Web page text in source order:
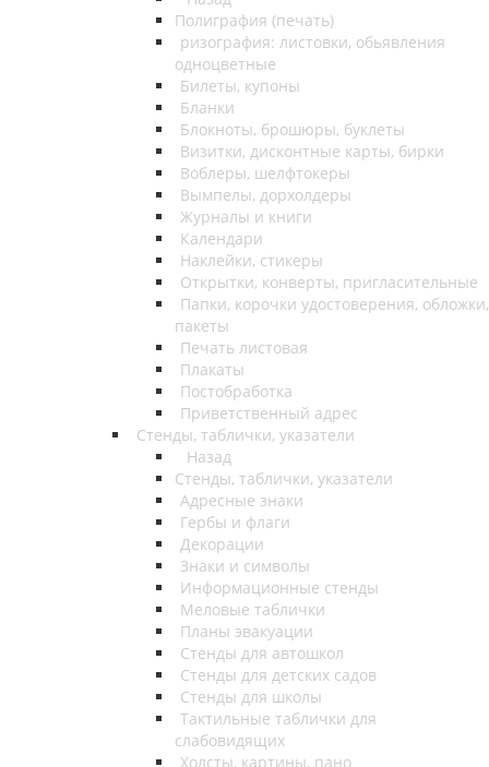
Полиграфия (печать)
ризография: листовки, обьявления
одноцветные
Билеты, купоны
Бланки
Блокноты, брошюры, буклеты
Визитки, дисконтные карты, бирки
Воблеры, шелфтокеры
Вымпелы, дорхолдеры
Журналы и книги
Календари
Наклейки, стикеры
Открытки, конверты, пригласительные
Папки, корочки удостоверения, обложки,
пакеты
Печать листовая
Плакаты
Постобработка
Приветственный адрес
Стенды, таблички, указатели
Назад
Стенды, таблички, указатели
Адресные знаки
Гербы и флаги
Декорации
Знаки и символы
Информационные стенды
Меловые таблички
Планы эвакуации
Стенды для автошкол
Стенды для детских садов
Стенды для школы
Тактильные таблички для
слабовидящих
Холсты, картины, пано